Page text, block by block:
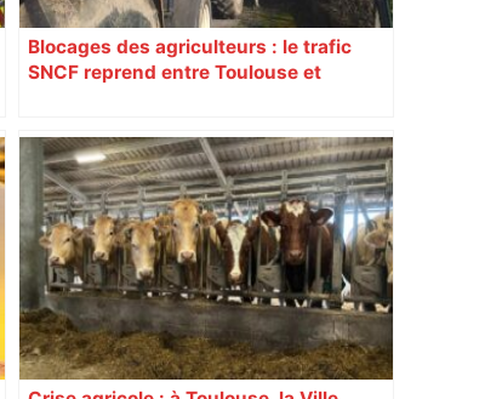
Blocages des agriculteurs : le trafic
SNCF reprend entre Toulouse et